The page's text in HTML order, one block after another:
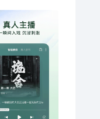
休息一下。